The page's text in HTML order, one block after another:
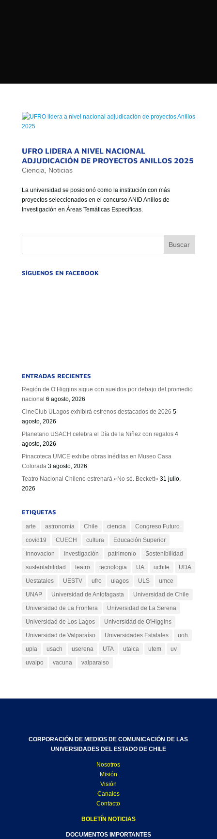
ESTADO DE CHILE
MISIÓN
VISIÓN
UFRO LIDERA A NIVEL NACIONAL
ADJUDICACIÓN DE PROYECTOS ANILLOS 2025
Ciencia Noticias
La universidad se posicionó como la institución con más
proyectos seleccionados en el concurso ANID Anillos de
Investigación en Áreas Temáticas Específicas.
SÍGUENOS EN FACEBOOK
ENTRADAS RECIENTES
Región de O’Higgins sigue con sueldos por debajo del promedio
nacional 6 agosto, 2026
CineClub ULagos exhibirá estrenos destacados de 2026 5
agosto, 2026
Planetario USACH celebra el Día de la Niñez con regalos 4
agosto, 2026
Pinacoteca UMCE exhibe obras inéditas en Museo Casa
Colorada 3 agosto, 2026
Teatro Nacional Chileno estrenará «No sé. Beckett» 31 julio,
2026
ETIQUETAS
arte astronomia Chile ciencia
Congreso Futuro
covid19
CUECH cultura
Educación Superior
innovacion
Investigación patrimonio
Sostenibilidad
sustentabilidad
teatro tecnologia UA uchile
UDA
Uestatales
UESTV ufro ulagos ULS
umce
UNAP
Universidad de Antofagasta
Universidad de Chile
Universidad de La Frontera
Universidad de La Serena
Universidad de Los Lagos
Universidad de O'Higgins
Universidad de Valparaíso
Universidades Estatales
uoh
upla
usach userena UTA utalca utem
uv
uvalpo
vacuna valparaiso
CORPORACIÓN DE MEDIOS DE COMUNICACIÓN DE LAS
UNIVERSIDADES DEL ESTADO DE CHILE
Nosotros
Misión
Visión
Canales
Contacto
BOLETÍN NOTICIAS
DOCUMENTOS IMPORTANTES